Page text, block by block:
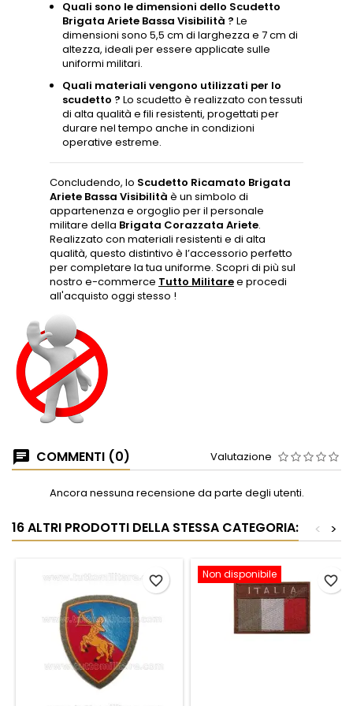
Quali sono le dimensioni dello Scudetto
Brigata Ariete Bassa Visibilità ? Le
dimensioni sono 5,5 cm di larghezza e 7 cm di
altezza, ideali per essere applicate sulle
uniformi militari.
Quali materiali vengono utilizzati per lo
scudetto ? Lo scudetto è realizzato con tessuti
di alta qualità e fili resistenti, progettati per
durare nel tempo anche in condizioni
operative estreme.
Concludendo, lo Scudetto Ricamato Brigata
Ariete Bassa Visibilità è un simbolo di
appartenenza e orgoglio per il personale
militare della Brigata Corazzata Ariete.
Realizzato con materiali resistenti e di alta
qualità, questo distintivo è l’accessorio perfetto
per completare la tua uniforme. Scopri di più sul
nostro e-commerce Tutto Militaree procedi
all'acquisto oggi stesso !
COMMENTI (0) Valutazione
Ancora nessuna recensione da parte degli utenti.
16 ALTRI PRODOTTI DELLA STESSA CATEGORIA: >
<
favorite_border Non disponibile favorite_border